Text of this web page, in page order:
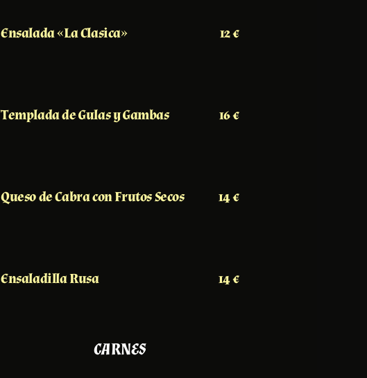
Ensalada «La Clasica» 12 €
Templada de Gulas y Gambas 16 €
Queso de Cabra con Frutos Secos 14 €
Ensaladilla Rusa 14 €
CARNES